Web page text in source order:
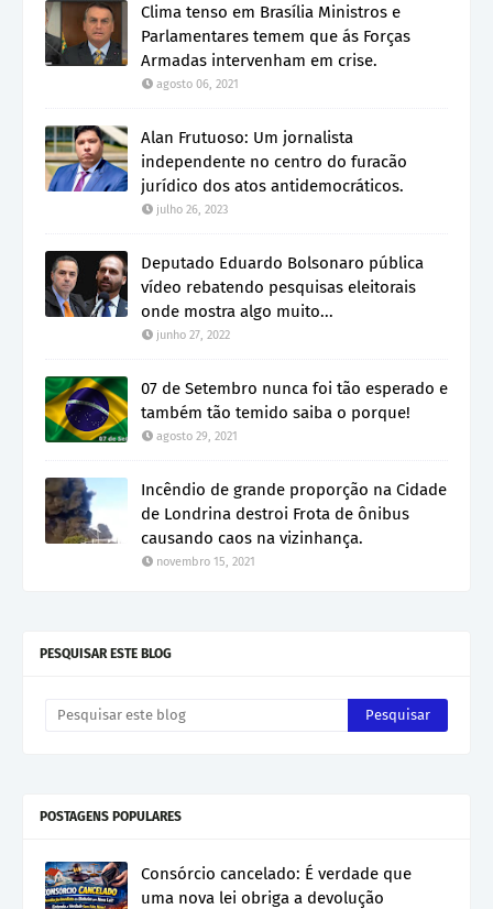
Clima tenso em Brasília Ministros e
Parlamentares temem que ás Forças
Armadas intervenham em crise.
agosto 06, 2021
Alan Frutuoso: Um jornalista
independente no centro do furacão
jurídico dos atos antidemocráticos.
julho 26, 2023
Deputado Eduardo Bolsonaro pública
vídeo rebatendo pesquisas eleitorais
onde mostra algo muito...
junho 27, 2022
07 de Setembro nunca foi tão esperado e
também tão temido saiba o porque!
agosto 29, 2021
Incêndio de grande proporção na Cidade
de Londrina destroi Frota de ônibus
causando caos na vizinhança.
novembro 15, 2021
PESQUISAR ESTE BLOG
POSTAGENS POPULARES
Consórcio cancelado: É verdade que
uma nova lei obriga a devolução